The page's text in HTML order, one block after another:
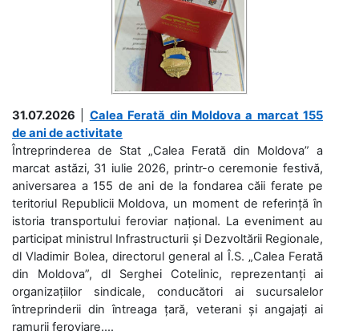
31.07.2026
Calea Ferată din Moldova a marcat 155
de ani de activitate
Întreprinderea de Stat „Calea Ferată din Moldova” a
marcat astăzi, 31 iulie 2026, printr-o ceremonie festivă,
aniversarea a 155 de ani de la fondarea căii ferate pe
teritoriul Republicii Moldova, un moment de referință în
istoria transportului feroviar național. La eveniment au
participat ministrul Infrastructurii și Dezvoltării Regionale,
dl Vladimir Bolea, directorul general al Î.S. „Calea Ferată
din Moldova”, dl Serghei Cotelinic, reprezentanți ai
organizațiilor sindicale, conducători ai sucursalelor
întreprinderii din întreaga țară, veterani și angajați ai
ramurii feroviare....